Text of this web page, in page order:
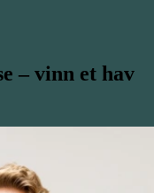
– vinn et hav